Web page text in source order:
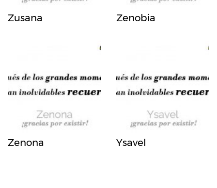
Zusana Zenobia
Zenona Ysavel